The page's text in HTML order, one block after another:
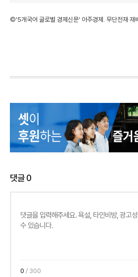
©'5개국어 글로벌 경제신문' 아주경제. 무단전재·재
댓글0
0 / 300